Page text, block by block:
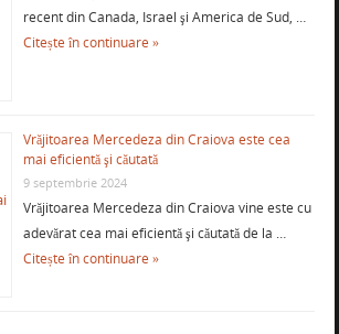
recent din Canada, Israel şi America de Sud, …
Citește în continuare »
Vrăjitoarea Mercedeza din Craiova este cea
mai eficientă şi căutată
9 septembrie 2024
Vrăjitoarea Mercedeza din Craiova vine este cu
adevărat cea mai eficientă şi căutată de la …
Citește în continuare »